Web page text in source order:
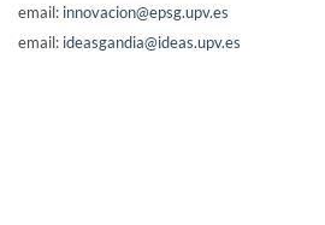
email: innovacion@epsg.upv.es
email: ideasgandia@ideas.upv.es